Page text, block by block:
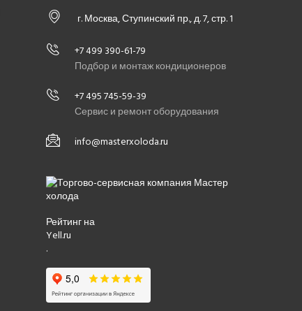
г. Москва, Ступинский пр., д. 7, стр. 1
+7 499 390-61-79
Подбор и монтаж кондиционеров
+7 495 745-59-39
Сервис и ремонт оборудования
info@masterxoloda.ru
Рейтинг на
Yell.ru
.